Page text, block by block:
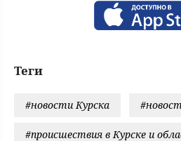
Теги
#новости Курска
#происшествия в Курске и